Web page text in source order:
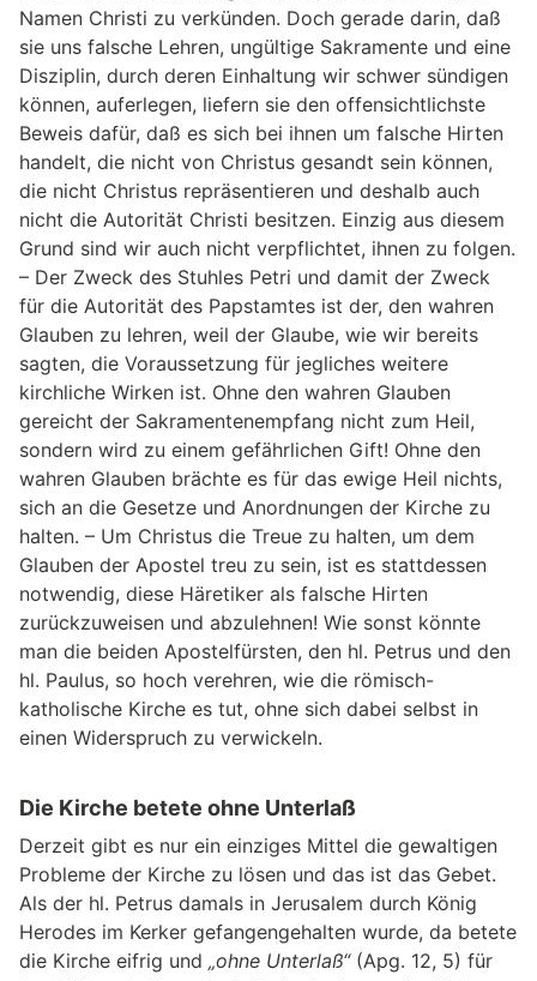
Namen Christi zu verkünden. Doch gerade darin, daß
sie uns falsche Lehren, ungültige Sakramente und eine
Disziplin, durch deren Einhaltung wir schwer sündigen
können, auferlegen, liefern sie den offensichtlichste
Beweis dafür, daß es sich bei ihnen um falsche Hirten
handelt, die nicht von Christus gesandt sein können,
die nicht Christus repräsentieren und deshalb auch
nicht die Autorität Christi besitzen. Einzig aus diesem
Grund sind wir auch nicht verpflichtet, ihnen zu folgen.
– Der Zweck des Stuhles Petri und damit der Zweck
für die Autorität des Papstamtes ist der, den wahren
Glauben zu lehren, weil der Glaube, wie wir bereits
sagten, die Voraussetzung für jegliches weitere
kirchliche Wirken ist. Ohne den wahren Glauben
gereicht der Sakramentenempfang nicht zum Heil,
sondern wird zu einem gefährlichen Gift! Ohne den
wahren Glauben brächte es für das ewige Heil nichts,
sich an die Gesetze und Anordnungen der Kirche zu
halten. – Um Christus die Treue zu halten, um dem
Glauben der Apostel treu zu sein, ist es stattdessen
notwendig, diese Häretiker als falsche Hirten
zurückzuweisen und abzulehnen! Wie sonst könnte
man die beiden Apostelfürsten, den hl. Petrus und den
hl. Paulus, so hoch verehren, wie die römisch-
katholische Kirche es tut, ohne sich dabei selbst in
einen Widerspruch zu verwickeln.
Die Kirche betete ohne Unterlaß
Derzeit gibt es nur ein einziges Mittel die gewaltigen
Probleme der Kirche zu lösen und das ist das Gebet.
Als der hl. Petrus damals in Jerusalem durch König
Herodes im Kerker gefangengehalten wurde, da betete
die Kirche eifrig und „ohne Unterlaß“(Apg. 12, 5) für